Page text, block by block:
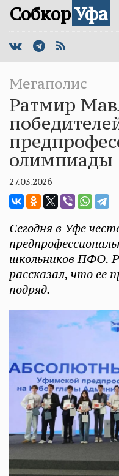
СобкорУфа
Мегаполис
Ратмир
олимпиады
27.03.2026
Сегодня в Уфе
школьников ПФО.
рассказал, что ее
подряд.